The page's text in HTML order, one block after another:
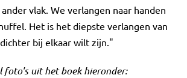
vlak. We verlangen naar handen
Het is het diepste verlangen van
bij elkaar wilt zijn."
foto's uit het boek hieronder: